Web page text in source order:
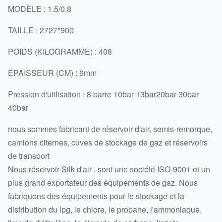
MODÈLE : 1.5/0.8
TAILLE : 2727*900
POIDS (KILOGRAMME) : 408
ÉPAISSEUR (CM) : 6mm
Pression d'utilisation : 8 barre 10bar 13bar20bar 30bar
40bar
nous sommes fabricant de réservoir d'air, semis-remorque,
camions citernes, cuves de stockage de gaz et réservoirs
de transport
Nous réservoir Silk d'air , sont une société ISO-9001 et un
plus grand exportateur des équipements de gaz. Nous
fabriquons des équipements pour le stockage et la
distribution du lpg, le chlore, le propane, l'ammoniaque,